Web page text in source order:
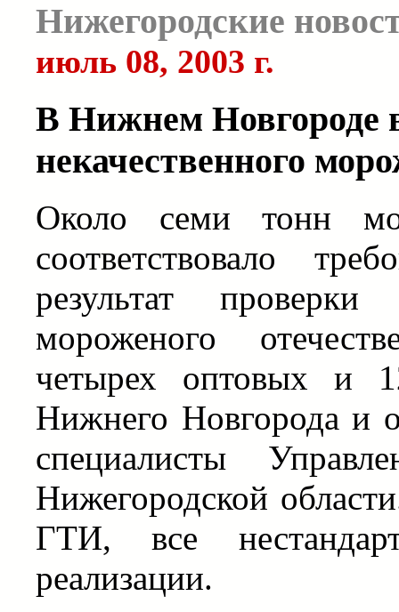
Нижегородские
июль 08, 2003 г.
В Нижнем Новгороде
некачественного
Около семи тонн
соответствовало
результат
мороженого
четырех оптовых и
Нижнего Новгорода и
специалисты
Нижегородской
ГТИ, все
реализации.